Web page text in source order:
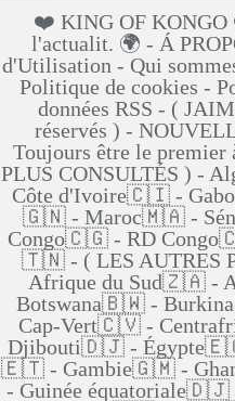
❤️ KING OF KONGO
l'actualit. 🌍 - Á
d'Utilisation - Qui
Politique de cookies -
données RSS - (
réservés ) -
Toujours être le premier
PLUS CONSULTÉS ) -
Côte d'Ivoire🇨🇮 -
🇬🇳 - Maroc🇲🇦 -
Congo🇨🇬 - RD
🇹🇳 - ( LES AUTRES
Afrique du Sud🇿🇦
Botswana🇧🇼 -
Cap-Vert🇨🇻 -
Djibouti🇩🇯 -
🇪🇹 - Gambie🇬🇲 -
- Guinée